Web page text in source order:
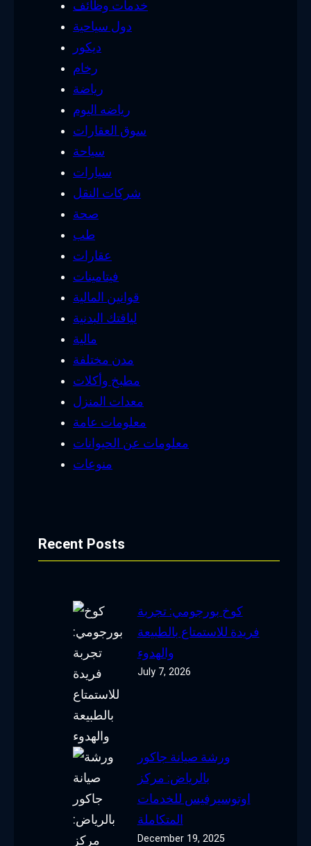
خدمات وظائف
دول سياحية
ديكور
رخام
رياضة
رياضه اليوم
سوق العقارات
سياحة
سيارات
شركات النقل
صحة
طب
عقارات
فيتامينات
قوانين المالية
لياقتك البدنية
مالية
مدن مختلفة
مطبخ وأكلات
معدات المنزل
معلومات عامة
معلومات عن الحيوانات
منوعات
Recent Posts
كوخ بورجومي: تجربة
فريدة للاستمتاع بالطبيعة
والهدوء
July 7, 2026
ورشة صيانة جاكور
بالرياض: مركز
اوتوسيرفيس للخدمات
المتكاملة
December 19, 2025